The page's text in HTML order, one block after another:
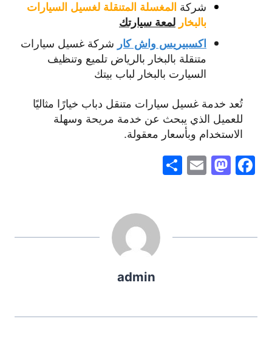
شركة المغسلة المتنقلة لغسيل السيارات
بالبخار لمعة سيارتك
اكسبيريس واش كار شركة غسيل سيارات
متنقلة بالبخار بالرياض تلميع وتنظيف
السيارت بالبخار لباب بيتك
تُعد خدمة غسيل سيارات متنقل دباب خيارًا مثاليًا
للعميل الذي يبحث عن خدمة مريحة وسهلة
الاستخدام وبأسعار معقولة.
F
b
M
d
E
e
admin